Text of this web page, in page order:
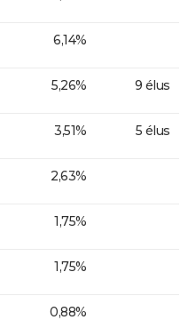
6,14%
5,26% 9 élus
3,51% 5 élus
2,63%
1,75%
1,75%
0,88%